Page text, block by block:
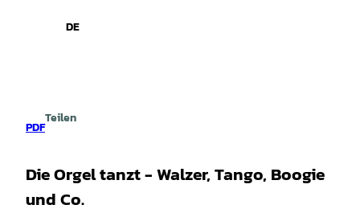
Gebärdensprache
DE
PDF
Teilen
Die Orgel tanzt - Walzer, Tango, Boogie
und Co.